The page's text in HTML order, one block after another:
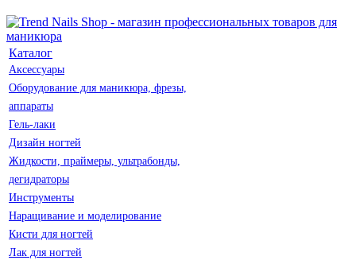
Каталог
Аксессуары
Оборудование для маникюра, фрезы,
аппараты
Гель-лаки
Дизайн ногтей
Жидкости, праймеры, ультрабонды,
дегидраторы
Инструменты
Наращивание и моделирование
Кисти для ногтей
Лак для ногтей